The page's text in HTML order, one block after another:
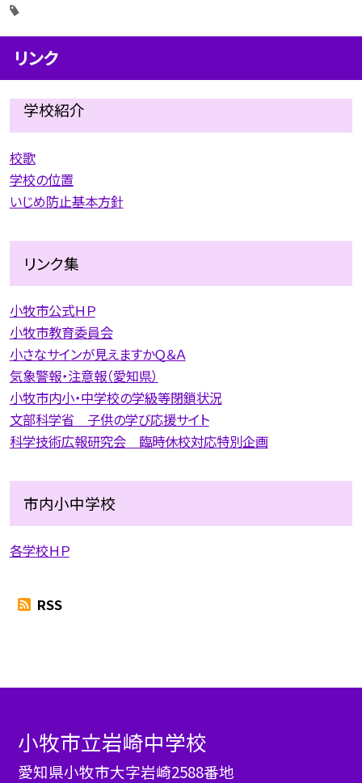
リンク
学校紹介
校歌
学校の位置
いじめ防止基本方針
リンク集
小牧市公式ＨＰ
小牧市教育委員会
小さなサインが見えますかＱ＆Ａ
気象警報・注意報（愛知県）
小牧市内小・中学校の学級等閉鎖状況
文部科学省 子供の学び応援サイト
科学技術広報研究会 臨時休校対応特別企画
市内小中学校
各学校ＨＰ
RSS
小牧市立岩崎中学校
愛知県小牧市大字岩崎2588番地